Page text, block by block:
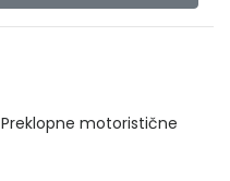
Preklopne motoristične